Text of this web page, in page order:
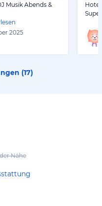
Musik Abends &
2025
(17)
Nähe